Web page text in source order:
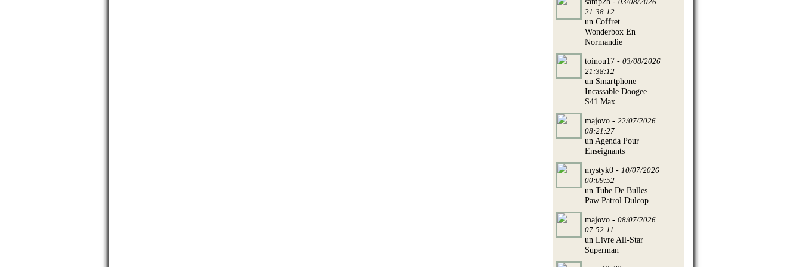
21:38:12
un Coffret
Wonderbox En
Normandie
toinou17 - 03/08/2026
21:38:12
un Smartphone
Incassable Doogee
S41 Max
majovo - 22/07/2026
08:21:27
un Agenda Pour
Enseignants
mystyk0 - 10/07/2026
00:09:52
un Tube De Bulles
Paw Patrol Dulcop
majovo - 08/07/2026
07:52:11
un Livre All-Star
Superman